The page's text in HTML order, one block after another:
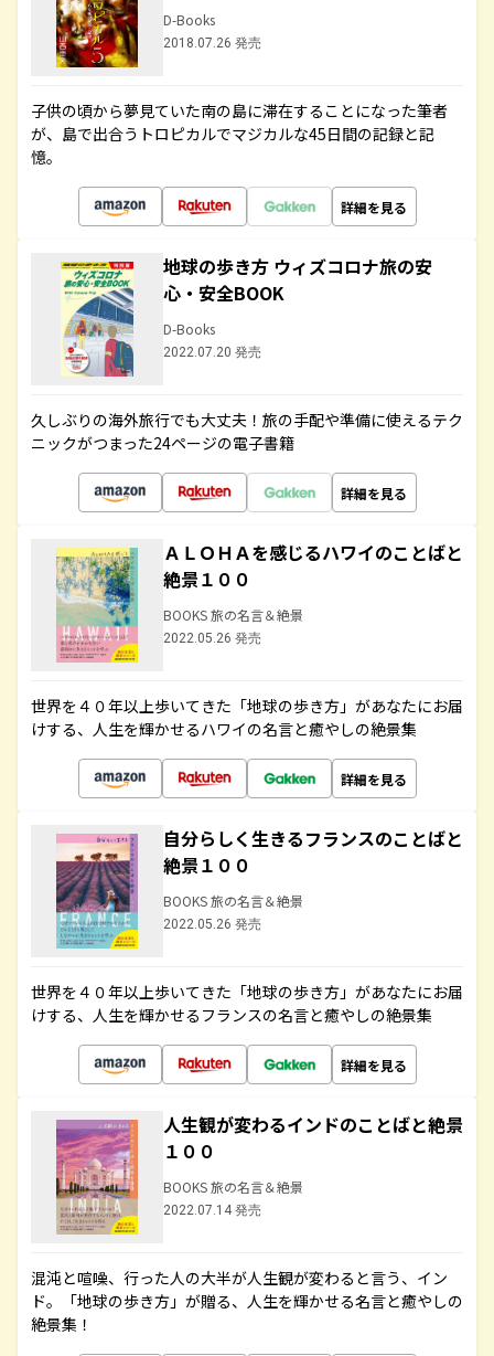
D-Books
2018.07.26 発売
子供の頃から夢見ていた南の島に滞在することになった筆者
が、島で出合うトロピカルでマジカルな45日間の記録と記
憶。
詳細を見る
地球の歩き方 ウィズコロナ旅の安
心・安全BOOK
D-Books
2022.07.20 発売
久しぶりの海外旅行でも大丈夫！旅の手配や準備に使えるテク
ニックがつまった24ページの電子書籍
詳細を見る
ＡＬＯＨＡを感じるハワイのことばと
絶景１００
BOOKS 旅の名言＆絶景
2022.05.26 発売
世界を４０年以上歩いてきた「地球の歩き方」があなたにお届
けする、人生を輝かせるハワイの名言と癒やしの絶景集
詳細を見る
自分らしく生きるフランスのことばと
絶景１００
BOOKS 旅の名言＆絶景
2022.05.26 発売
世界を４０年以上歩いてきた「地球の歩き方」があなたにお届
けする、人生を輝かせるフランスの名言と癒やしの絶景集
詳細を見る
人生観が変わるインドのことばと絶景
１００
BOOKS 旅の名言＆絶景
2022.07.14 発売
混沌と喧噪、行った人の大半が人生観が変わると言う、イン
ド。「地球の歩き方」が贈る、人生を輝かせる名言と癒やしの
絶景集！